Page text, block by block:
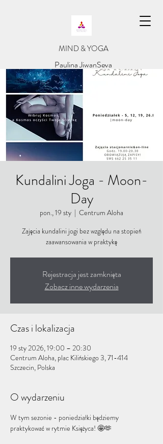
​MIND & YOGA
​Paulina JiwanSeva
Kundalini Joga - Moon-
Day
pon., 19 sty
  |
Centrum Aloha
Zajęcia kundalini jogi bez względu na stopień
zaawansowania w praktykę
Rejestracja jest zamknięta
Zobacz inne wydarzenia
Czas i lokalizacja
19 sty 2026, 19:00 – 20:30
Centrum Aloha, plac Kilińskiego 3, 71-414
Szczecin, Polska
O wydarzeniu
W tym sezonie - poniedziałki będziemy
praktykować w rytmie Księżyca! 🤩🫶